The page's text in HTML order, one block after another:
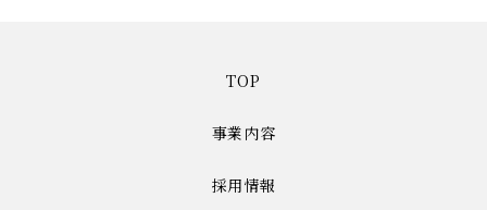
TOP
事業内容
採用情報